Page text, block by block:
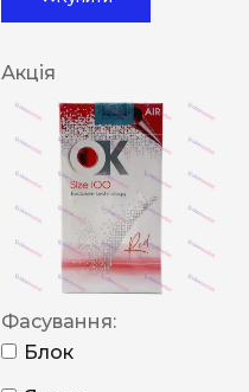
Акція
Фасування:
Блок